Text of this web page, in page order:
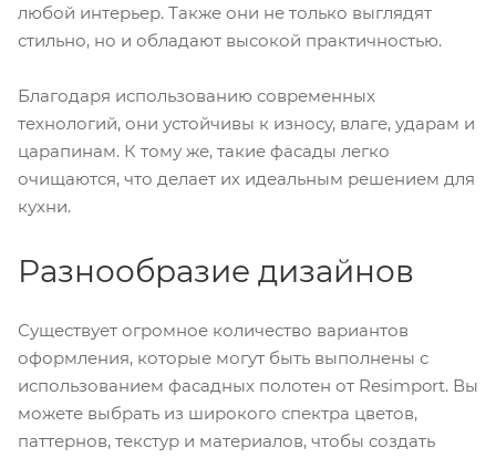
любой интерьер. Также они не только выглядят
стильно, но и обладают высокой практичностью.
Благодаря использованию современных
технологий, они устойчивы к износу, влаге, ударам и
царапинам. К тому же, такие фасады легко
очищаются, что делает их идеальным решением для
кухни.
Разнообразие дизайнов
Существует огромное количество вариантов
оформления, которые могут быть выполнены с
использованием фасадных полотен от Resimport. Вы
можете выбрать из широкого спектра цветов,
паттернов, текстур и материалов, чтобы создать